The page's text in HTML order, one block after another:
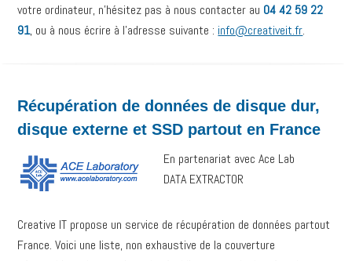
votre ordinateur, n’hésitez pas à nous contacter au 04 42 59 22
91, ou à nous écrire à l’adresse suivante : info@creativeit.fr.
Récupération de données de disque dur,
disque externe et SSD partout en France
En partenariat avec Ace Lab
DATA EXTRACTOR
Creative IT propose un service de récupération de données partout
France. Voici une liste, non exhaustive de la couverture